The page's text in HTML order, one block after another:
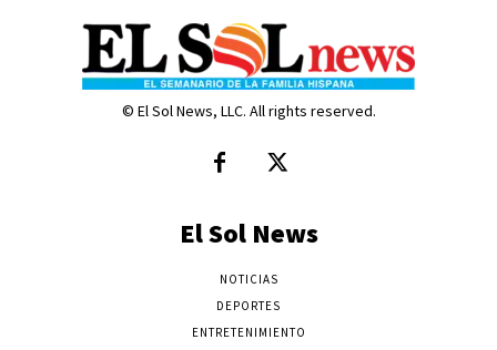
© El Sol News, LLC. All rights reserved.
El Sol News
NOTICIAS
DEPORTES
ENTRETENIMIENTO